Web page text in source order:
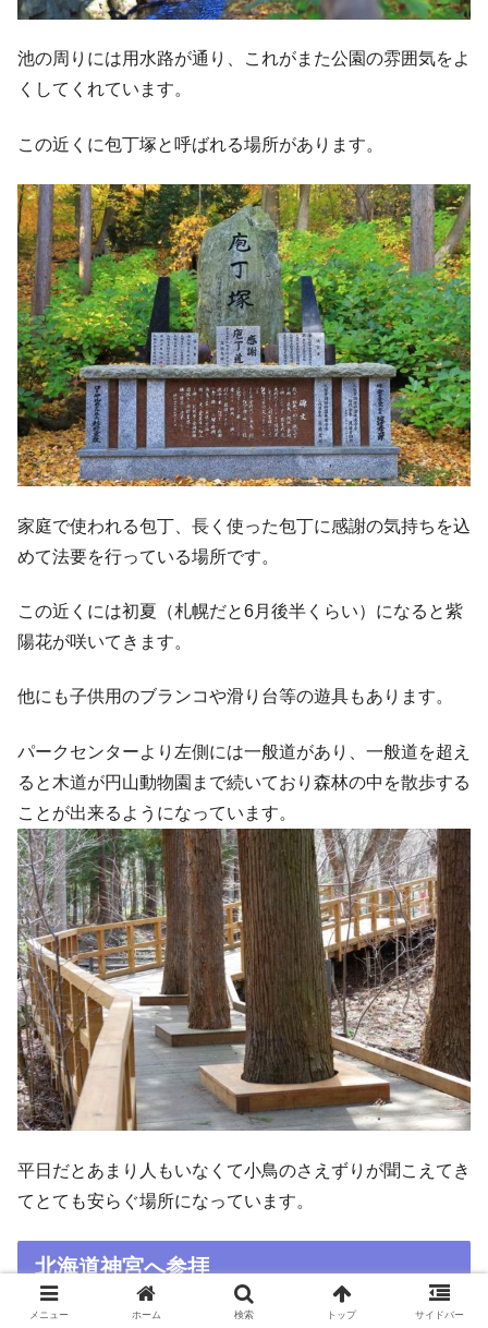
池の周りには用水路が通り、これがまた公園の雰囲気をよ
くしてくれています。
この近くに包丁塚と呼ばれる場所があります。
家庭で使われる包丁、長く使った包丁に感謝の気持ちを込
めて法要を行っている場所です。
この近くには初夏（札幌だと6月後半くらい）になると紫
陽花が咲いてきます。
他にも子供用のブランコや滑り台等の遊具もあります。
パークセンターより左側には一般道があり、一般道を超え
ると木道が円山動物園まで続いており森林の中を散歩する
ことが出来るようになっています。
平日だとあまり人もいなくて小鳥のさえずりが聞こえてき
てとても安らぐ場所になっています。
北海道神宮へ参拝
メニュー ホーム 検索 トップ サイドバー